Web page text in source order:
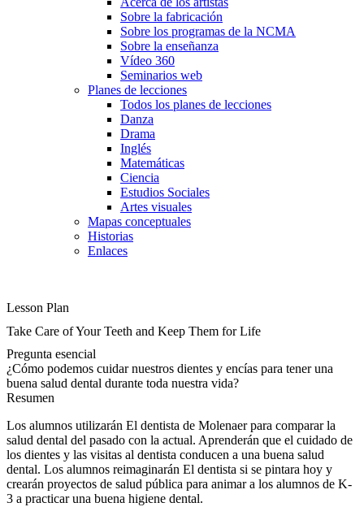
Sobre la fabricación
Sobre los programas de la NCMA
Sobre la enseñanza
Vídeo 360
Seminarios web
Planes de lecciones
Todos los planes de lecciones
Danza
Drama
Inglés
Matemáticas
Ciencia
Estudios Sociales
Artes visuales
Mapas conceptuales
Historias
Enlaces
Lesson Plan
Take Care of Your Teeth and Keep Them for Life
Pregunta esencial
¿Cómo podemos cuidar nuestros dientes y encías para tener una
buena salud dental durante toda nuestra vida?
Resumen
Los alumnos utilizarán El dentista de Molenaer para comparar la
salud dental del pasado con la actual. Aprenderán que el cuidado de
los dientes y las visitas al dentista conducen a una buena salud
dental. Los alumnos reimaginarán El dentista si se pintara hoy y
crearán proyectos de salud pública para animar a los alumnos de K-
3 a practicar una buena higiene dental.